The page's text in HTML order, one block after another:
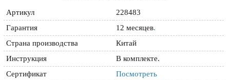
Артикул
228483
Гарантия
12 месяцев.
Страна производства
Китай
Инструкция
В комплекте.
Сертификат
Посмотреть